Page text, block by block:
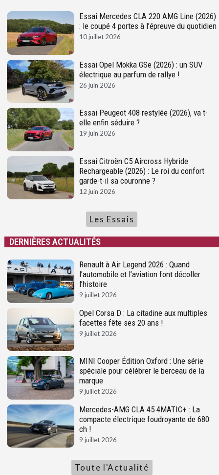
Essai Mercedes CLA 220 AMG Line (2026)
: le coupé 4 portes à l’épreuve du quotidien
10 juillet 2026
Essai Opel Mokka GSe (2026) : un SUV
électrique au parfum de rallye !
26 juin 2026
Essai Peugeot 408 restylée (2026), va t-
elle enfin séduire ?
19 juin 2026
Essai Citroën C5 Aircross Hybride
Rechargeable (2026) : Le roi du confort
garde-t-il sa couronne ?
12 juin 2026
Les Essais
DERNIÈRES ACTUALITÉS
Renault à Air Legend 2026 : Quand
l’automobile et l’aviation font décoller
l’histoire
9 juillet 2026
Opel Corsa D : La citadine aux multiples
facettes fête ses 20 ans !
9 juillet 2026
MINI Cooper Édition Oxford : Une série
spéciale pour célébrer le berceau de la
marque
9 juillet 2026
Mercedes-AMG CLA 45 4MATIC+ : La
compacte électrique foudroyante de 680
ch !
9 juillet 2026
Toute l'Actualité